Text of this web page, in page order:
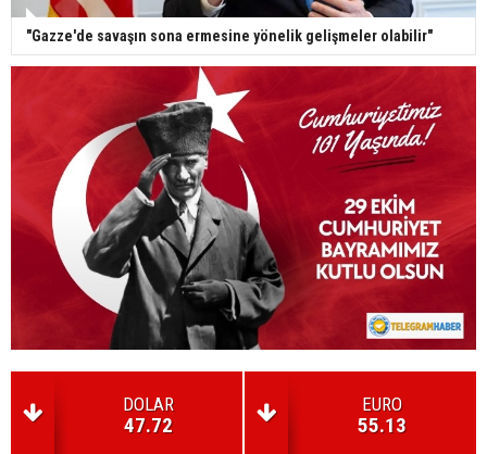
"Gazze'de savaşın sona ermesine yönelik gelişmeler olabilir"
DOLAR
47.72
EURO
55.13